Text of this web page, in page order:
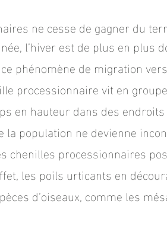
ne cesse de gagner du
l’hiver est de plus en
phénomène de migration
processionnaire vit en
en hauteur dans des
la population ne devienne
chenilles processionnaires
les poils urticants en
d’oiseaux, comme les